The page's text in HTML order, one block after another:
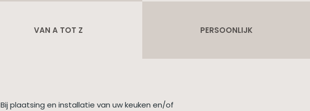
VAN A TOT Z PERSOONLIJK
Bij plaatsing en installatie van uw keuken en/of